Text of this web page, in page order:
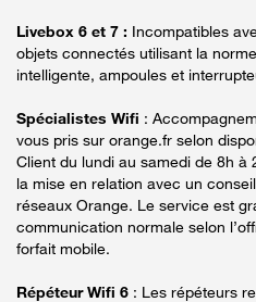
Livebox 6 et 7 : Incompatibles
objets connectés utilisant la
intelligente, ampoules et
Spécialistes Wifi :
vous pris sur orange.fr selon
Client du lundi au samedi de 8h à
la mise en relation avec un
réseaux Orange. Le service est
communication normale selon
forfait mobile.
Répéteur Wifi 6 : Les répéteurs